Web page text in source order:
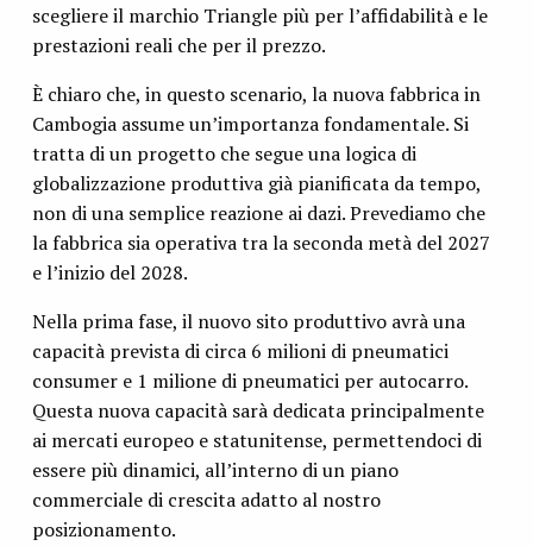
scegliere il marchio Triangle più per l’affidabilità e le
prestazioni reali che per il prezzo.
È chiaro che, in questo scenario, la nuova fabbrica in
Cambogia assume un’importanza fondamentale. Si
tratta di un progetto che segue una logica di
globalizzazione produttiva già pianificata da tempo,
non di una semplice reazione ai dazi. Prevediamo che
la fabbrica sia operativa tra la seconda metà del 2027
e l’inizio del 2028.
Nella prima fase, il nuovo sito produttivo avrà una
capacità prevista di circa 6 milioni di pneumatici
consumer e 1 milione di pneumatici per autocarro.
Questa nuova capacità sarà dedicata principalmente
ai mercati europeo e statunitense, permettendoci di
essere più dinamici, all’interno di un piano
commerciale di crescita adatto al nostro
posizionamento.